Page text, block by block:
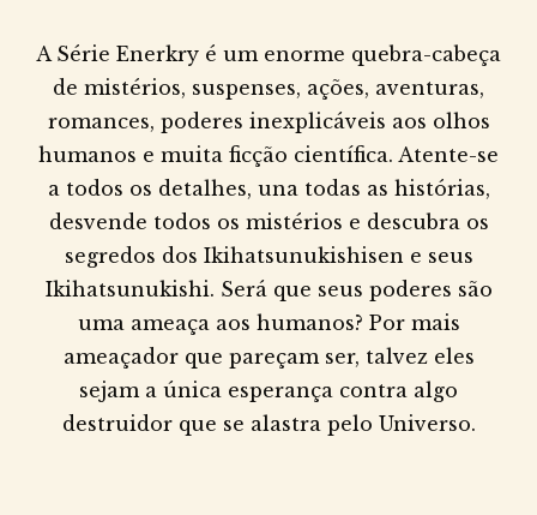
A Série Enerkry é um enorme quebra-cabeça
de mistérios, suspenses, ações, aventuras,
romances, poderes inexplicáveis aos olhos
humanos e muita ficção científica. Atente-se
a todos os detalhes, una todas as histórias,
desvende todos os mistérios e descubra os
segredos dos Ikihatsunukishisen e seus
Ikihatsunukishi. Será que seus poderes são
uma ameaça aos humanos? Por mais
ameaçador que pareçam ser, talvez eles
sejam a única esperança contra algo
destruidor que se alastra pelo Universo.